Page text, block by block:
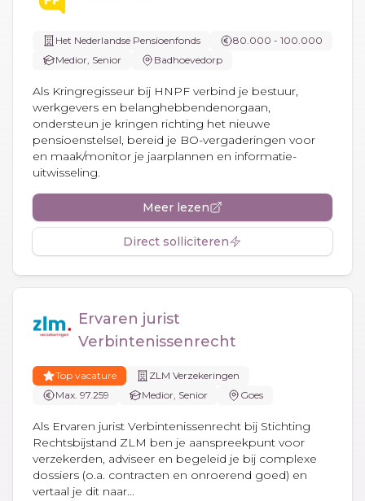
Het Nederlandse Pensioenfonds
80.000 - 100.000
Medior, Senior
Badhoevedorp
Als Kringregisseur bij HNPF verbind je bestuur,
werkgevers en belanghebbendenorgaan,
ondersteun je kringen richting het nieuwe
pensioenstelsel, bereid je BO-vergaderingen voor
en maak/monitor je jaarplannen en informatie-
uitwisseling.
Meer lezen
Direct solliciteren
Ervaren jurist
Verbintenissenrecht
Top vacature
ZLM Verzekeringen
Max. 97.259
Medior, Senior Goes
Als Ervaren jurist Verbintenissenrecht bij Stichting
Rechtsbijstand ZLM ben je aanspreekpunt voor
verzekerden, adviseer en begeleid je bij complexe
dossiers (o.a. contracten en onroerend goed) en
vertaal je dit naar...